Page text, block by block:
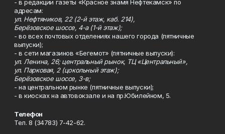
- в редакции газеты «Красное знамя Нефтекамск» по
адресам:
ул. Нефтяников, 22 (2-й этаж, каб. 214),
Берёзовское шоссе, 4-а (1-й этаж);
- во всех почтовых отделениях нашего города (пятничные
выпуски);
- в сети магазинов «Бегемот» (пятничные выпуски):
ул. Ленина, 26; центральный рынок, ТЦ «Центральный»,
ул. Парковая, 2 (цокольный этаж);
Берёзовское шоссе, 3-в;
- на центральном рынке (пятничные выпуски);
- в киосках на автовокзале и на пр.Юбилейном, 5.
Телефон
Тел. 8 (34783) 7-42-62.